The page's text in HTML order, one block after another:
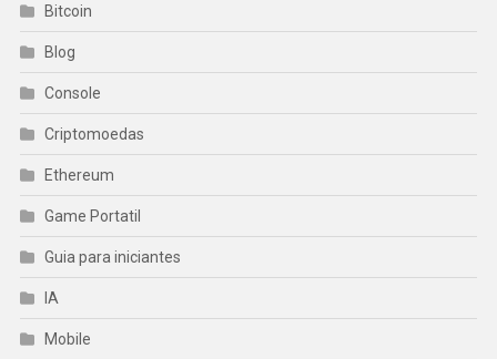
Bitcoin
Blog
Console
Criptomoedas
Ethereum
Game Portatil
Guia para iniciantes
IA
Mobile